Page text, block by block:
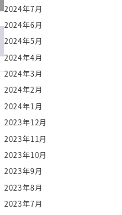
2024年7月
2024年6月
2024年5月
2024年4月
2024年3月
2024年2月
2024年1月
2023年12月
2023年11月
2023年10月
2023年9月
2023年8月
2023年7月